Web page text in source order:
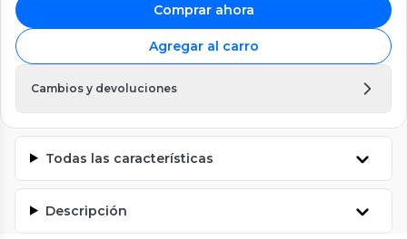
Comprar ahora
Agregar al carro
Cambios y devoluciones
Todas las características
Descripción